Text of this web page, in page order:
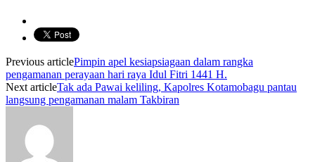
Previous articlePimpin apel kesiapsiagaan dalam rangka
pengamanan perayaan hari raya Idul Fitri 1441 H.
Next articleTak ada Pawai keliling, Kapolres Kotamobagu pantau
langsung pengamanan malam Takbiran